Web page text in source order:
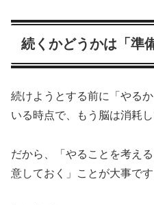
続くかどうかは「準
続けようとする前に「やる
いる時点で、もう脳は消耗し
だから、「やることを考え
意しておく」ことが大事です